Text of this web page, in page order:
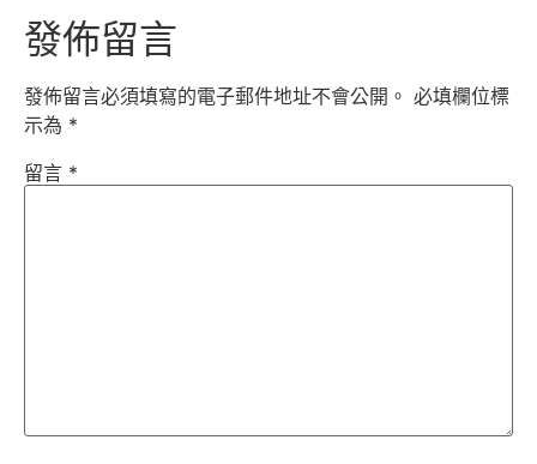
發佈留言
發佈留言必須填寫的電子郵件地址不會公開。 必填欄位標
示為 *
留言 *